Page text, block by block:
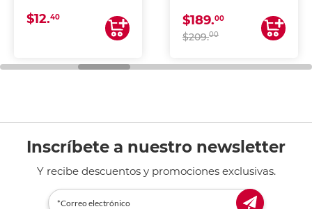
$12.40 $189.00
$209.00
Inscríbete a nuestro newsletter
Y recibe descuentos y promociones exclusivas.